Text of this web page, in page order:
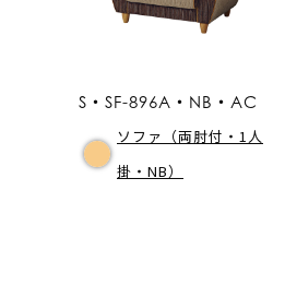
S・SF-896A・NB・AC
ソファ（両肘付・1人
掛・NB）